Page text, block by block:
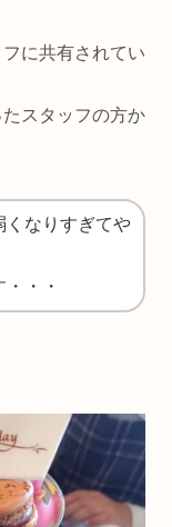
に共有されてい
たスタッフの方か
くなりすぎてや
・・